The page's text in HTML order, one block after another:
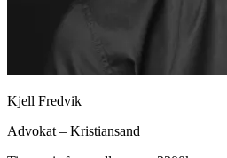
Kjell Fredvik
Advokat – Kristiansand